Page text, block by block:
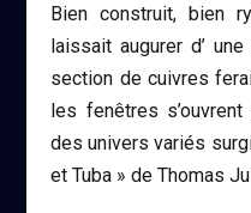
Bien construit, bien
laissait augurer d’
section de cuivres
les fenêtres
des univers variés
et Tuba » de Thomas